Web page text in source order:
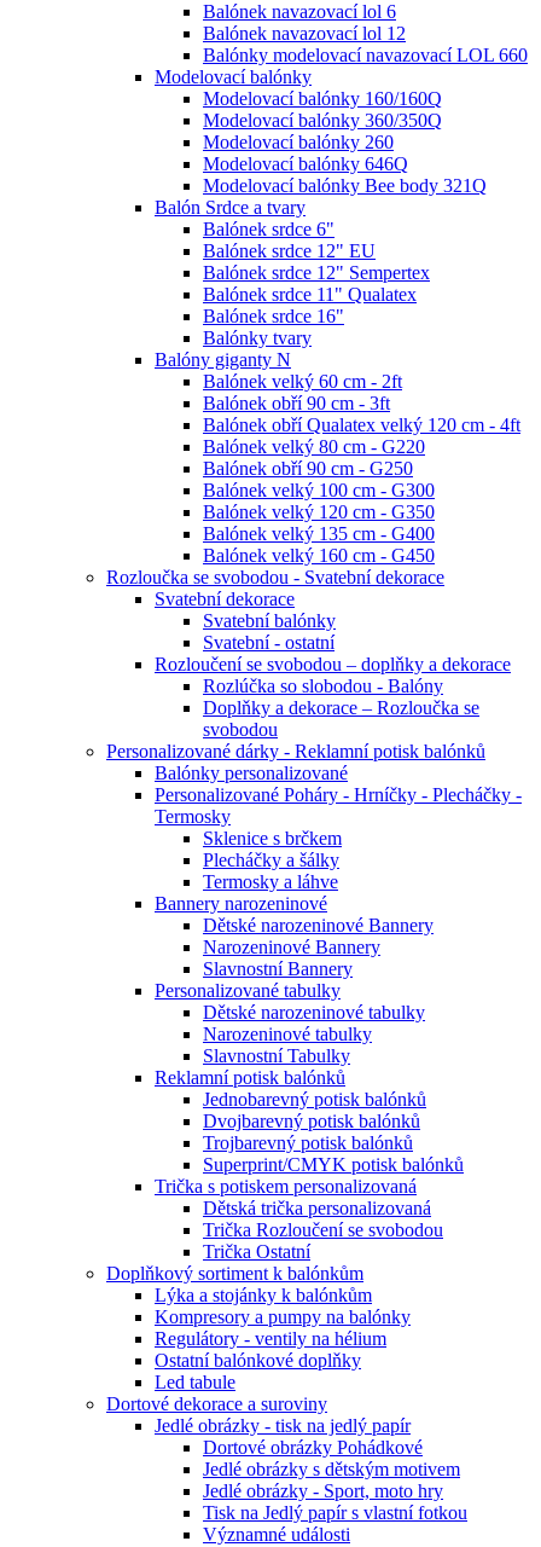
Balónek navazovací lol 6
Balónek navazovací lol 12
Balónky modelovací navazovací LOL 660
Modelovací balónky
Modelovací balónky 160/160Q
Modelovací balónky 360/350Q
Modelovací balónky 260
Modelovací balónky 646Q
Modelovací balónky Bee body 321Q
Balón Srdce a tvary
Balónek srdce 6"
Balónek srdce 12" EU
Balónek srdce 12" Sempertex
Balónek srdce 11" Qualatex
Balónek srdce 16"
Balónky tvary
Balóny giganty N
Balónek velký 60 cm - 2ft
Balónek obří 90 cm - 3ft
Balónek obří Qualatex velký 120 cm - 4ft
Balónek velký 80 cm - G220
Balónek obří 90 cm - G250
Balónek velký 100 cm - G300
Balónek velký 120 cm - G350
Balónek velký 135 cm - G400
Balónek velký 160 cm - G450
Rozloučka se svobodou - Svatební dekorace
Svatební dekorace
Svatební balónky
Svatební - ostatní
Rozloučení se svobodou – doplňky a dekorace
Rozlúčka so slobodou - Balóny
Doplňky a dekorace – Rozloučka se
svobodou
Personalizované dárky - Reklamní potisk balónků
Balónky personalizované
Personalizované Poháry - Hrníčky - Plecháčky -
Termosky
Sklenice s brčkem
Plecháčky a šálky
Termosky a láhve
Bannery narozeninové
Dětské narozeninové Bannery
Narozeninové Bannery
Slavnostní Bannery
Personalizované tabulky
Dětské narozeninové tabulky
Narozeninové tabulky
Slavnostní Tabulky
Reklamní potisk balónků
Jednobarevný potisk balónků
Dvojbarevný potisk balónků
Trojbarevný potisk balónků
Superprint/CMYK potisk balónků
Trička s potiskem personalizovaná
Dětská trička personalizovaná
Trička Rozloučení se svobodou
Trička Ostatní
Doplňkový sortiment k balónkům
Lýka a stojánky k balónkům
Kompresory a pumpy na balónky
Regulátory - ventily na hélium
Ostatní balónkové doplňky
Led tabule
Dortové dekorace a suroviny
Jedlé obrázky - tisk na jedlý papír
Dortové obrázky Pohádkové
Jedlé obrázky s dětským motivem
Jedlé obrázky - Sport, moto hry
Tisk na Jedlý papír s vlastní fotkou
Významné události